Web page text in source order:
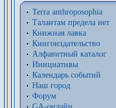
Terra anthroposophia
Талантам предела нет
Книжная лавка
Книгоиздательство
Алфавитный каталог
Инициативы
Календарь событий
Наш город
Форум